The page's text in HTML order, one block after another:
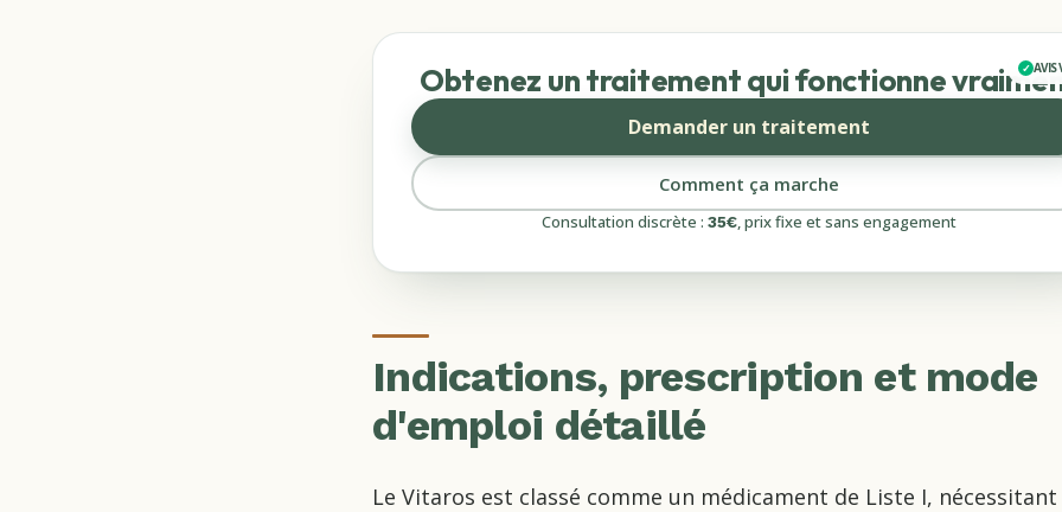
AVIS
Obtenez un traitement qui fonctionne
Demander un traitement
Comment ça marche
Consultation discrète : 35€, prix fixe et sans engagement
Indications, prescription et mode
d'emploi détaillé
Le Vitaros est classé comme un médicament de Liste I, nécessitant